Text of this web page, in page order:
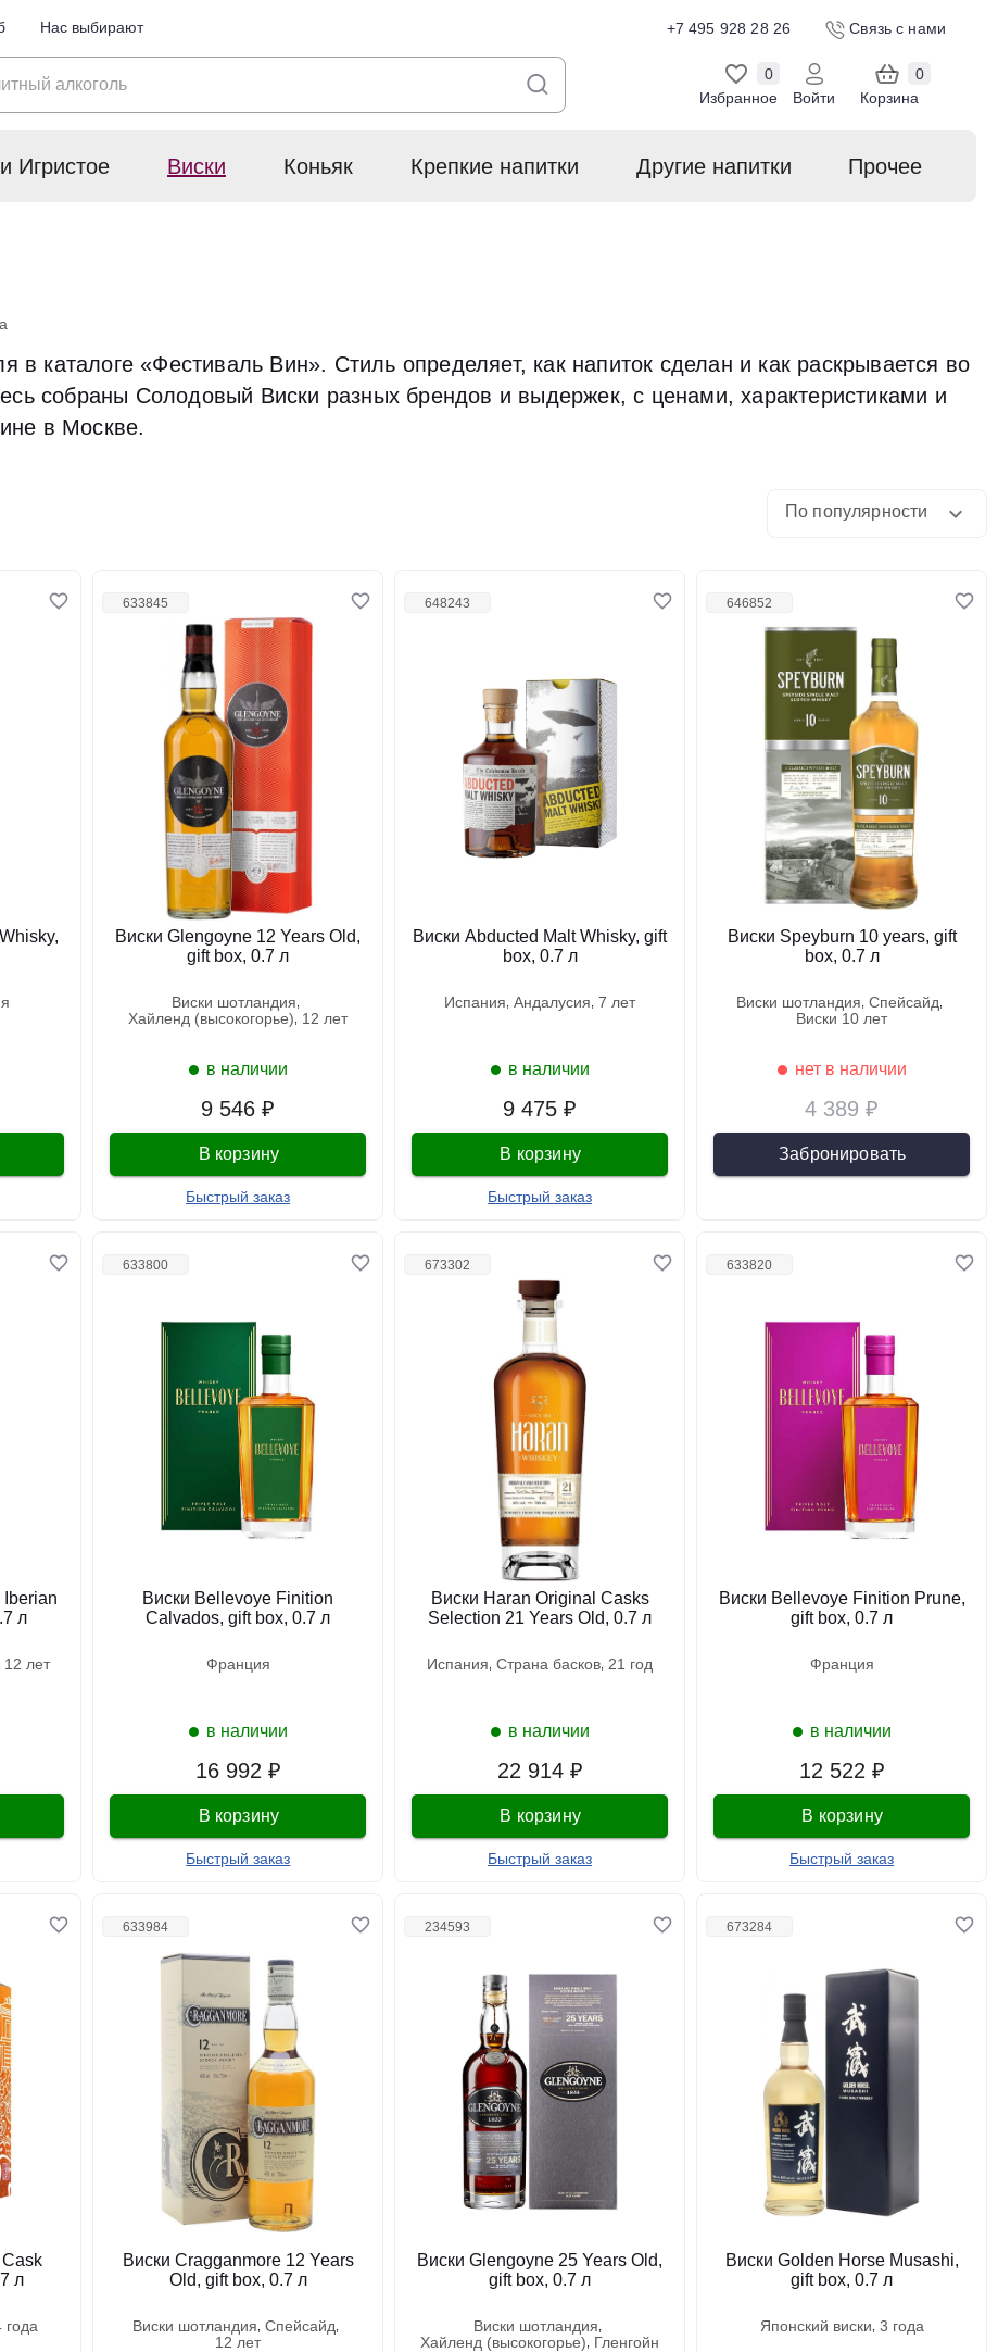
Нас выбирают +7 495 928 28 26 Связь с нами
Избранное
0
Войти
Корзина
0
Игристое Виски Коньяк Крепкие напитки Другие напитки Прочее
каталоге «Фестиваль Вин». Стиль определяет, как напиток сделан и как раскрывается во
собраны Солодовый Виски разных брендов и выдержек, с ценами, характеристиками и
в Москве.
По популярности
633845
9 546 ₽
Виски Glengoyne 12 Years Old,
gift box, 0.7 л
виски шотландия
хайленд (высокогорье)
12 лет
В корзину
Быстрый заказ
в наличии
648243
9 475 ₽
Виски Abducted Malt Whisky, gift
box, 0.7 л
испания андалусия 7 лет
В корзину
Быстрый заказ
в наличии
646852
4 389 ₽
Виски Speyburn 10 years, gift
box, 0.7 л
виски шотландия
спейсайд
виски 10 лет
Забронировать
нет в наличии
Iberian
л
12 лет
633800
16 992 ₽
Виски Bellevoye Finition
Calvados, gift box, 0.7 л
франция
В корзину
Быстрый заказ
в наличии
673302
22 914 ₽
Виски Haran Original Casks
Selection 21 Years Old, 0.7 л
испания страна басков 21 год
В корзину
Быстрый заказ
в наличии
633820
12 522 ₽
Виски Bellevoye Finition Prune,
gift box, 0.7 л
франция
В корзину
Быстрый заказ
в наличии
л
4 года
633984
Виски Cragganmore 12 Years
Old, gift box, 0.7 л
виски шотландия
спейсайд
12 лет
234593
Виски Glengoyne 25 Years Old,
gift box, 0.7 л
виски шотландия
хайленд (высокогорье)
гленгойн
673284
Виски Golden Horse Musashi,
gift box, 0.7 л
японский виски 3 года